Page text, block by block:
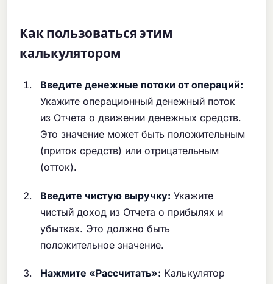
Как пользоваться этим
калькулятором
Введите денежные потоки от операций:
Укажите операционный денежный поток
из Отчета о движении денежных средств.
Это значение может быть положительным
(приток средств) или отрицательным
(отток).
Введите чистую выручку: Укажите
чистый доход из Отчета о прибылях и
убытках. Это должно быть
положительное значение.
Нажмите «Рассчитать»: Калькулятор